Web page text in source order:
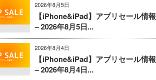
2026年8月5日
【iPhone&iPad】アプリセール情報
– 2026年8月5日...
2026年8月4日
【iPhone&iPad】アプリセール情報
– 2026年8月4日...